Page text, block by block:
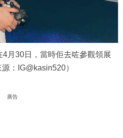
月30日，當時佢去咗參觀領展
：IG@kasin520）
廣告